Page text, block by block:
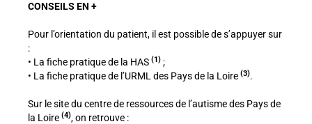
CONSEILS EN +
Pour l’orientation du patient, il est possible de s’appuyer sur
:
• La fiche pratique de la HAS (1) ;
• La fiche pratique de l’URML des Pays de la Loire (3).
Sur le site du centre de ressources de l’autisme des Pays de
la Loire (4), on retrouve :